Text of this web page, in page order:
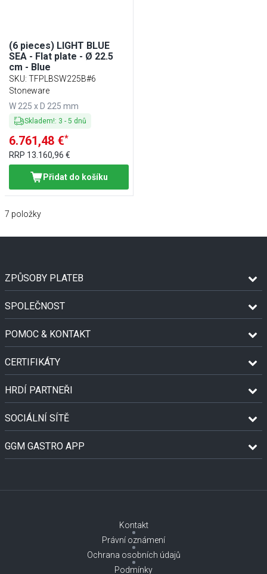
(6 pieces) LIGHT BLUE
SEA - Flat plate - Ø 22.5
cm - Blue
SKU: TFPLBSW225B#6
Stoneware
W 225 x D 225 mm
Skladem!: 3 - 5 dnů
6.761,48 €*
RRP 13.160,96 €
Přidat do košíku
7 položky
ZPŮSOBY PLATEB
SPOLEČNOST
POMOC & KONTAKT
CERTIFIKÁTY
HRDÍ PARTNEŘI
SOCIÁLNÍ SÍTĚ
GGM GASTRO APP
Kontakt
Právní oznámení
Ochrana osobních údajů
Podmínky